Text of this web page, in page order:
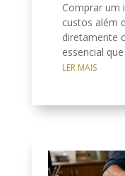
Comprar um
custos além
diretamente
essencial que
LER MAIS